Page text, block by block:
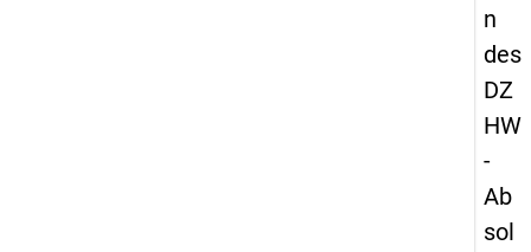
n
des
DZ
HW
-
Ab
sol